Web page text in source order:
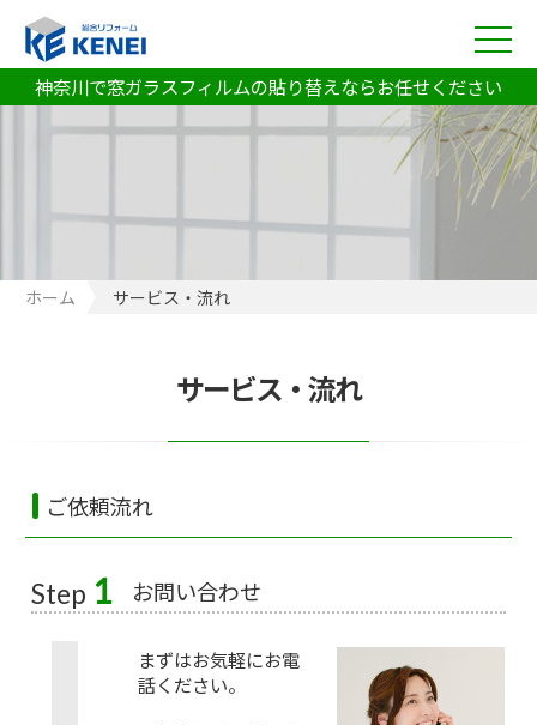
神奈川で窓ガラスフィルムの貼り替えならお任せください
ホーム サービス・流れ
サービス・流れ
ご依頼流れ
Step 1 お問い合わせ
まずはお気軽にお電
話ください。